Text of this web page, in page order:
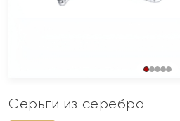
Серьги из серебра